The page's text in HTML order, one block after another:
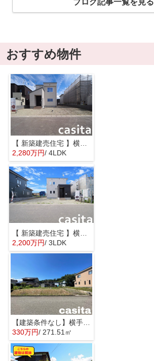
おすすめ物件
【 新築建売住宅 】横手市八幡字長者町No58 横手北小学校区のオール電化 4LDK
2,280万円/ 4LDK
【 新築建売住宅 】横手市八幡字長者町No50 横手北小学校区のオール電化 3LDK
2,200万円/ 3LDK
【建築条件なし】横手市城南町 区画の整った住宅街の南東向き物件 82.13坪 住宅用地
330万円/ 271.51㎡